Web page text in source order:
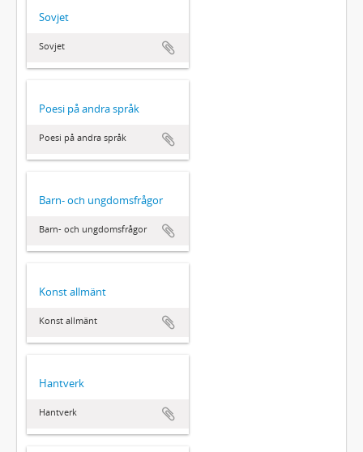
Sovjet
Sovjet
Poesi på andra språk
Poesi på andra språk
Barn- och ungdomsfrågor
Barn- och ungdomsfrågor
Konst allmänt
Konst allmänt
Hantverk
Hantverk